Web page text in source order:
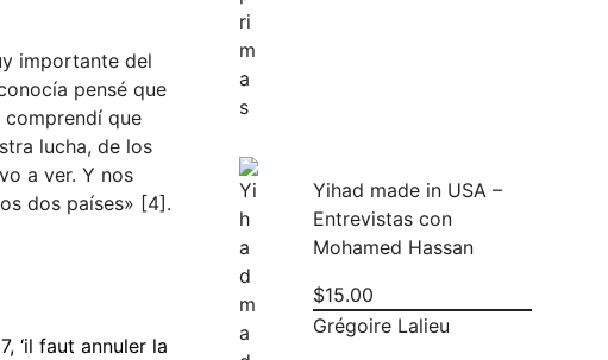
importante del
pensé que
comprendí que
lucha, de los
a ver. Y nos
dos países» [4].
‘il faut annuler la
Yihad made in USA –
Entrevistas con
Mohamed Hassan
$15.00
Grégoire Lalieu